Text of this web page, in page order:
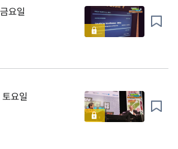
요일
요일